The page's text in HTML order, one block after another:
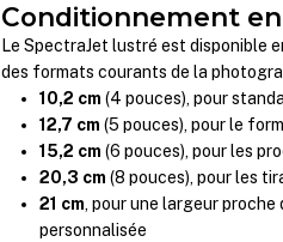
Conditionnement
Le SpectraJet lustré est disponible
des formats courants de la
10,2 cm (4 pouces), pour
12,7 cm (5 pouces), pour le
15,2 cm (6 pouces), pour les
20,3 cm (8 pouces), pour les
21 cm, pour une largeur
personnalisée